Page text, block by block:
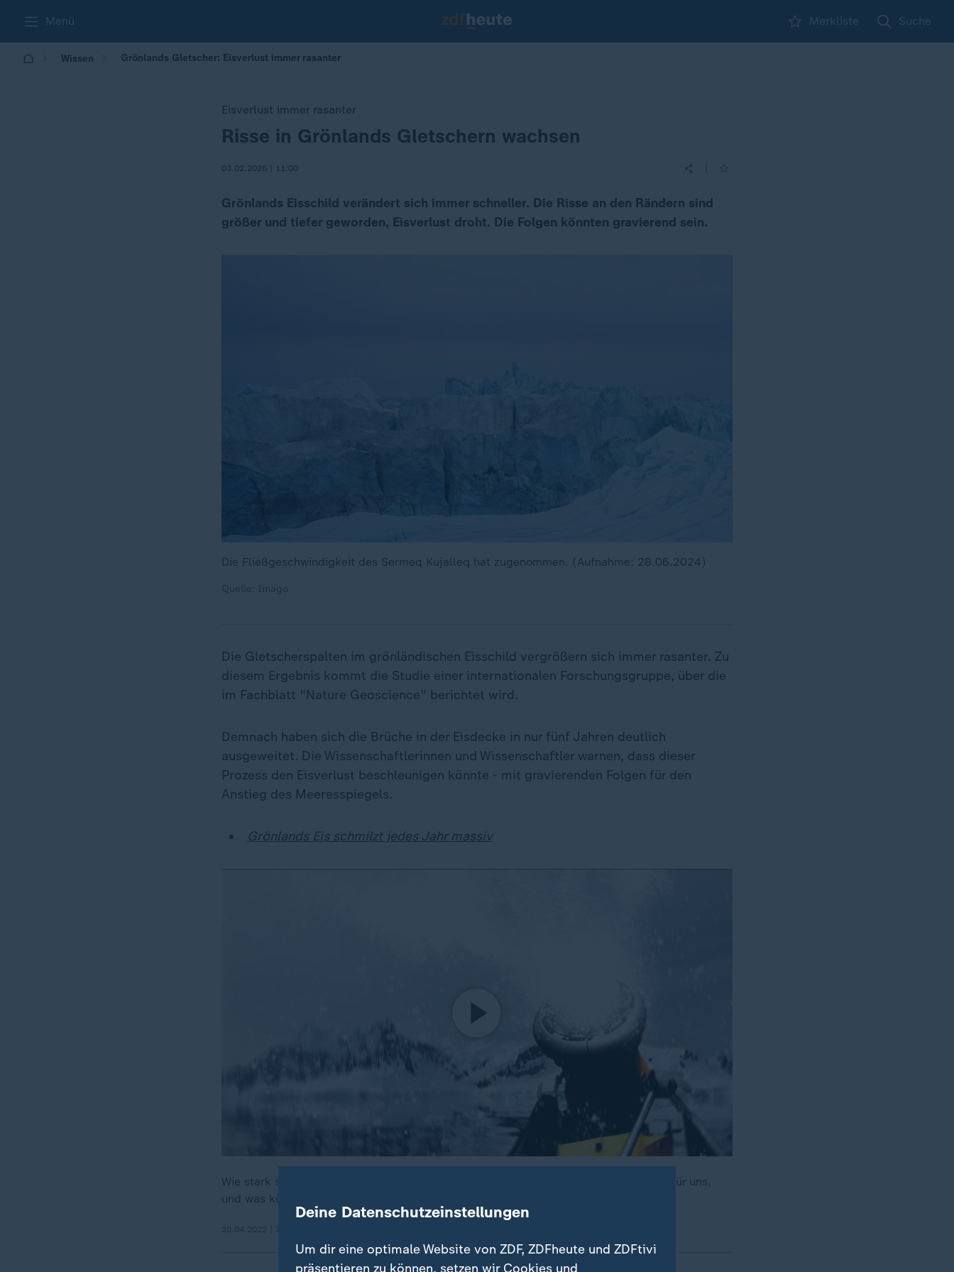
Menü Merkliste Suche
Wissen Grönlands Gletscher: Eisverlust immer rasanter
Eisverlust immer rasanter
:Risse in Grönlands Gletschern wachsen
03.02.2025 | 11:00
Grönlands Eisschild verändert sich immer schneller. Die Risse an den Rändern sind
größer und tiefer geworden, Eisverlust droht. Die Folgen könnten gravierend sein.
Die Fließgeschwindigkeit des Sermeq Kujalleq hat zugenommen. (Aufnahme: 28.06.2024)
Die Gletscherspalten im grönländischen Eisschild vergrößern sich immer rasanter. Zu
diesem Ergebnis kommt die Studie einer internationalen Forschungsgruppe, über die
im Fachblatt "Nature Geoscience" berichtet wird.
Demnach haben sich die Brüche in der Eisdecke in nur fünf Jahren deutlich
ausgeweitet. Die Wissenschaftlerinnen und Wissenschaftler warnen, dass dieser
Prozess den Eisverlust beschleunigen könnte - mit gravierenden Folgen für den
Anstieg des Meeresspiegels.
Grönlands Eis schmilzt jedes Jahr massiv
Wie stark sind die Gletscher der Erde vom Abschmelzen bedroht, was bedeutet das für uns,
und was können wir dagegen tun?
Deine Datenschutzeinstellungen
Um dir eine optimale Website von ZDF, ZDFheute und ZDFtivi
präsentieren zu können, setzen wir Cookies und